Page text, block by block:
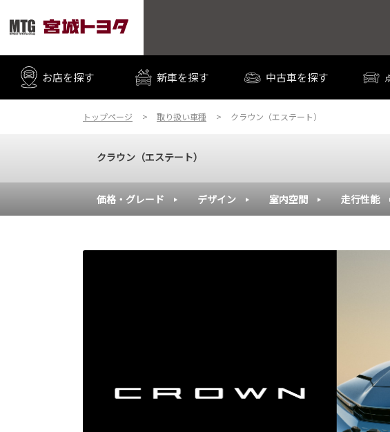
お店を探す 新車を探す 中古車を探す
トップページ 取り扱い車種 クラウン（エステート）
クラウン（エステート）
価格・グレード デザイン 室内空間 走行性能